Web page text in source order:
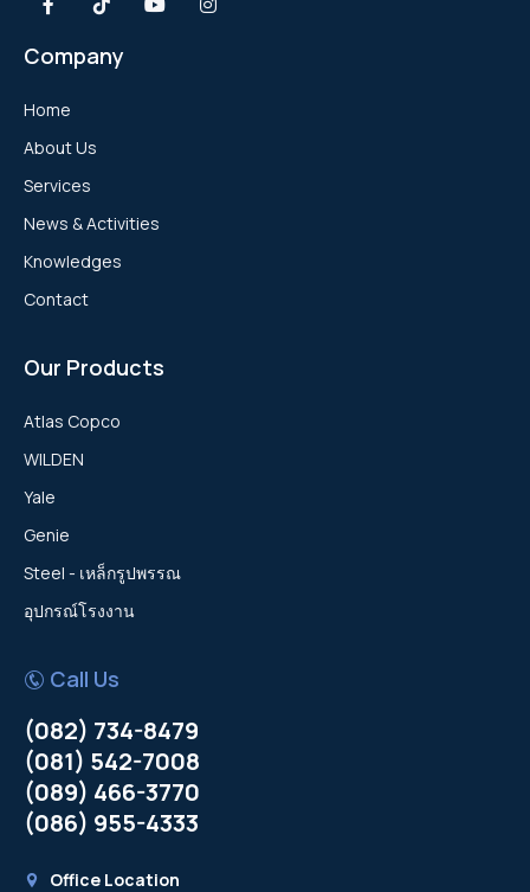
Company
Home
About Us
Services
News & Activities
Knowledges
Contact
Our Products
Atlas Copco
WILDEN
Yale
Genie
Steel - เหล็กรูปพรรณ
อุปกรณ์โรงงาน
Call Us
(082) 734-8479
(081) 542-7008
(089) 466-3770
(086) 955-4333
Office Location